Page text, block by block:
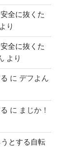
全に抜くた
より
全に抜くた
より
に デフよん
に まじか！
とする自転